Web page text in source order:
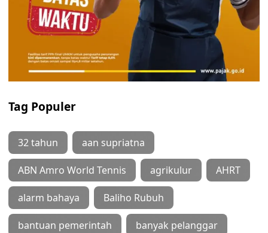
Tag Populer
32 tahun aan supriatna
ABN Amro World Tennis agrikulur AHRT
alarm bahaya Baliho Rubuh
bantuan pemerintah banyak pelanggar